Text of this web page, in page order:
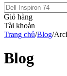
Giỏ hàng
Tài khoản
Trang chủ/Blog/
Blog